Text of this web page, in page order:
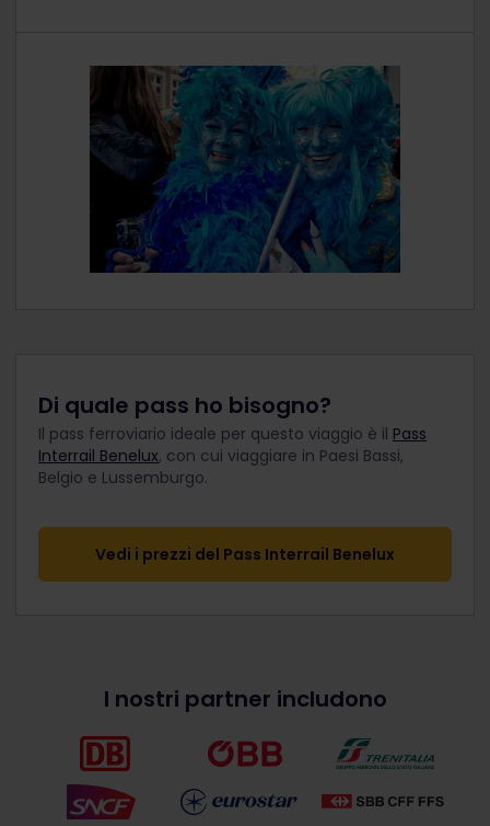
Di quale pass ho bisogno?
Il pass ferroviario ideale per questo viaggio è il Pass
Interrail Benelux, con cui viaggiare in Paesi Bassi,
Belgio e Lussemburgo.
Vedi i prezzi del Pass Interrail Benelux
I nostri partner includono